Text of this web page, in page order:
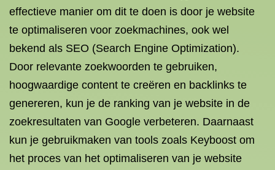
effectieve manier om dit te doen is door je website
te optimaliseren voor zoekmachines, ook wel
bekend als SEO (Search Engine Optimization).
Door relevante zoekwoorden te gebruiken,
hoogwaardige content te creëren en backlinks te
genereren, kun je de ranking van je website in de
zoekresultaten van Google verbeteren. Daarnaast
kun je gebruikmaken van tools zoals Keyboost om
het proces van het optimaliseren van je website